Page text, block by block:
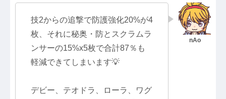
技2からの追撃で防護強化20%が4
枚、それに秘奥・防とスクラムラ
ンサーの15%x5枚で合計87％も
軽減できてしまいます💡
デビー、テオドラ、ローラ、ワグ